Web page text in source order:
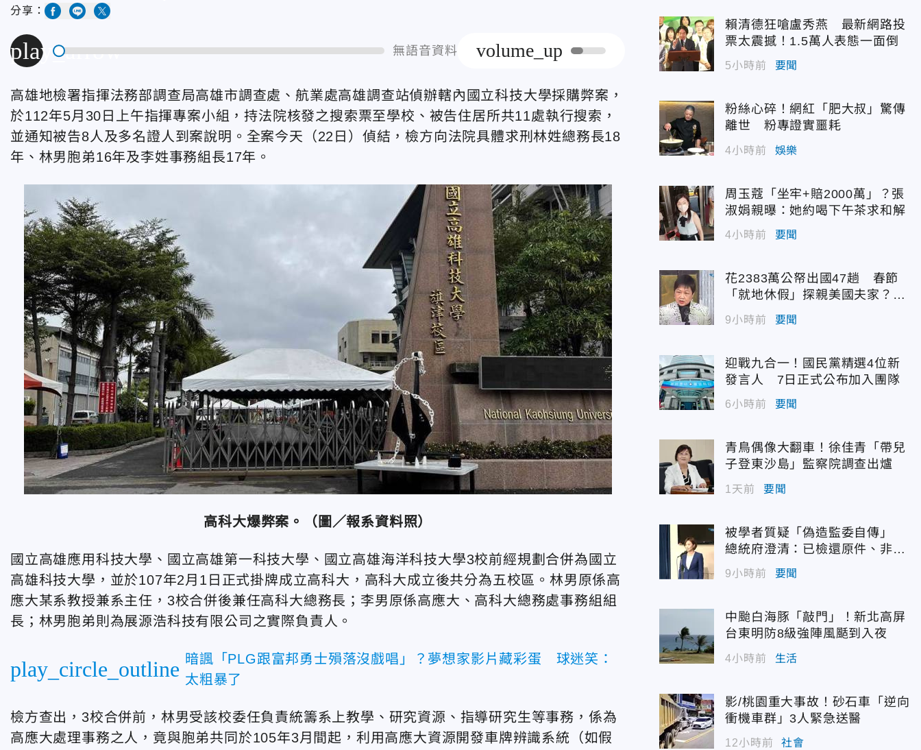
分享：
play_arrow 無語音資料 volume_up
高雄地檢署指揮法務部調查局高雄市調查處、航業處高雄調查站偵辦轄內國立科技大學採購弊案，
於112年5月30日上午指揮專案小組，持法院核發之搜索票至學校、被告住居所共11處執行搜索，
並通知被告8人及多名證人到案說明。全案今天（22日）偵結，檢方向法院具體求刑林姓總務長18
年、林男胞弟16年及李姓事務組長17年。
高科大爆弊案。（圖／報系資料照）
國立高雄應用科技大學、國立高雄第一科技大學、國立高雄海洋科技大學3校前經規劃合併為國立
高雄科技大學，並於107年2月1日正式掛牌成立高科大，高科大成立後共分為五校區。林男原係高
應大某系教授兼系主任，3校合併後兼任高科大總務長；李男原係高應大、高科大總務處事務組組
長；林男胞弟則為展源浩科技有限公司之實際負責人。
play_circle_outline 暗諷「PLG跟富邦勇士殞落沒戲唱」？夢想家影片藏彩蛋 球迷笑：
太粗暴了
檢方查出，3校合併前，林男受該校委任負責統籌系上教學、研究資源、指導研究生等事務，係為
高應大處理事務之人，竟與胞弟共同於105年3月間起，利用高應大資源開發車牌辨識系統（如假
賴清德狂嗆盧秀燕 最新網路投
票太震撼！1.5萬人表態一面倒
5小時前 要聞
粉絲心碎！網紅「肥大叔」驚傳
離世 粉專證實噩耗
4小時前 娛樂
周玉蔻「坐牢+賠2000萬」？張
淑娟親曝：她約喝下午茶求和解
4小時前 要聞
花2383萬公帑出國47趟 春節
「就地休假」探親美國夫家？徐
佳青回應了
9小時前 要聞
迎戰九合一！國民黨精選4位新
發言人 7日正式公布加入團隊
6小時前 要聞
青鳥偶像大翻車！徐佳青「帶兒
子登東沙島」監察院調查出爐
1天前 要聞
被學者質疑「偽造監委自傳」
總統府澄清：已檢還原件、非府
方提供
9小時前 要聞
中颱白海豚「敲門」！新北高屏
台東明防8級強陣風颳到入夜
4小時前 生活
影/桃園重大事故！砂石車「逆向
衝機車群」3人緊急送醫
12小時前 社會